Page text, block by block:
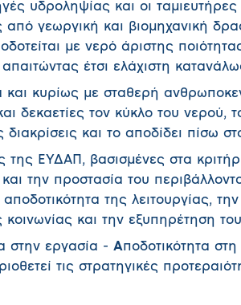
υδροληψίας και οι
γεωργική και βιομηχανική
με νερό άριστης
έτσι ελάχιστη
και κυρίως με σταθερή
δεκαετίες τον κύκλο του νερού,
διακρίσεις και το αποδίδει πίσω
της ΕΥΔΑΠ, βασισμένες στα
την προστασία του
της λειτουργίας,
κοινωνίας και την εξυπηρέτηση
στην εργασία - Αποδοτικότητα στη
τις στρατηγικές